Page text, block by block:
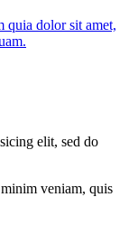
quia dolor sit amet,
elit, sed do
veniam, quis